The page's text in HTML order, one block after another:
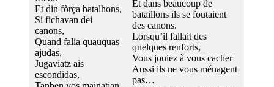
Et din fòrça batalhons,
Si fichavan dei
canons,
Quand falia quauquas
ajudas,
Jugaviatz ais
escondidas,
Et dans beaucoup de
bataillons ils se foutaient
des canons.
Lorsqu’il fallait des
quelques renforts,
Vous jouiez à vous cacher
Aussi ils ne vous ménagent
pas…